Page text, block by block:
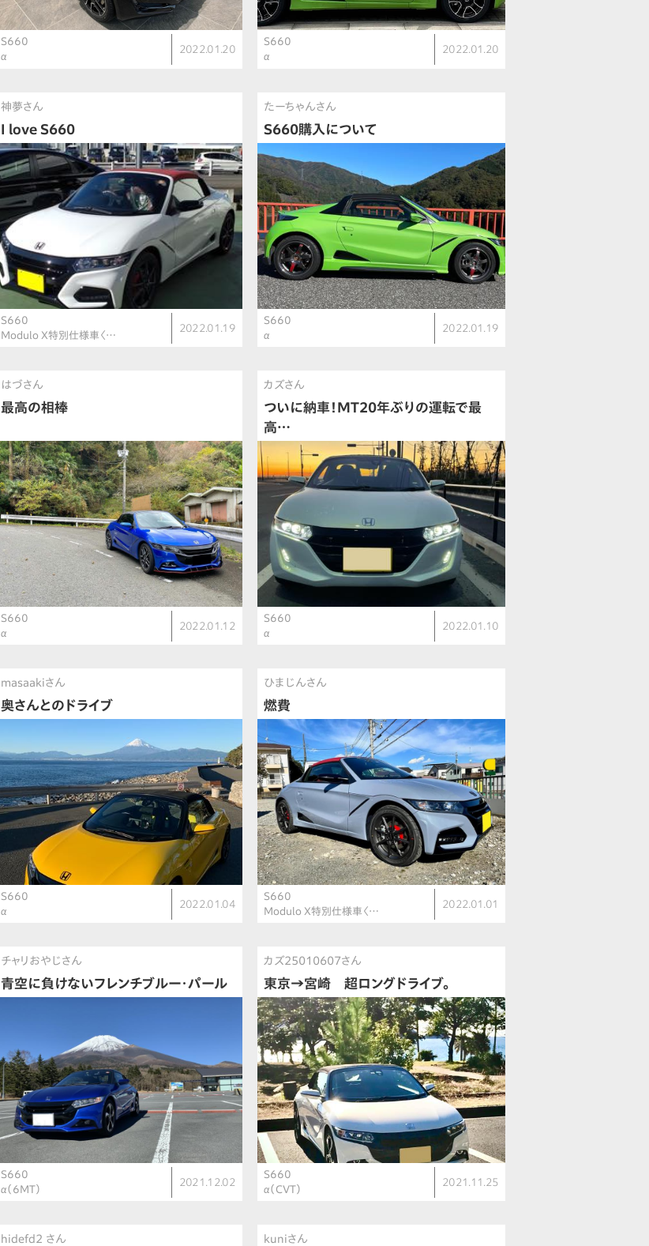
S660
α
2022.01.20
S660
α
2022.01.20
神夢さん
I love S660
S660
Modulo X特別仕様車〈…
2022.01.19
たーちゃんさん
S660購入について
S660
α
2022.01.19
はづさん
最高の相棒
S660
α
2022.01.12
カズさん
ついに納車！MT20年ぶりの運転で最
高…
S660
α
2022.01.10
masaakiさん
奥さんとのドライブ
S660
α
2022.01.04
ひまじんさん
燃費
S660
Modulo X特別仕様車〈…
2022.01.01
チャリおやじさん
青空に負けないフレンチブルー・パール
S660
α（6MT）
2021.12.02
カズ25010607さん
東京→宮崎 超ロングドライブ。
S660
α（CVT）
2021.11.25
hidefd2 さん kuniさん